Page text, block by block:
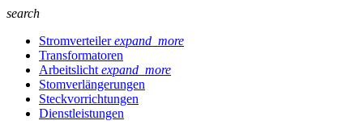
search
Stromverteilerexpand_more
Transformatoren
Arbeitslicht expand_more
Stomverlängerungen
Steckvorrichtungen
Dienstleistungen